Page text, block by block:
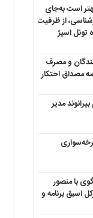
است به‌جای
از ظرفیت
تونل اسپژ
و مصرف
مصداق احتکار
مدیر
با منصور
اسبق برنامه و